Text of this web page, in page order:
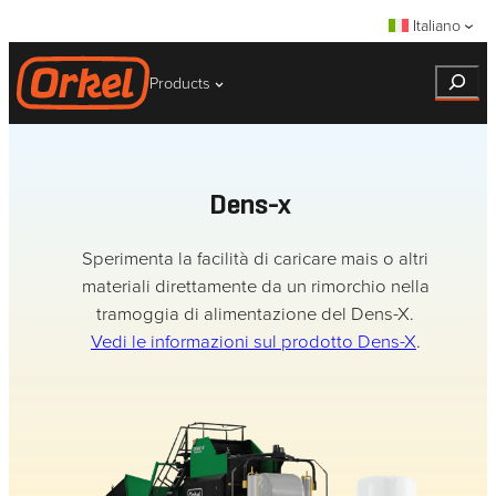
al
contenuto
Italiano
Products Search
Dens-x
Sperimenta la facilità di caricare mais o altri
materiali direttamente da un rimorchio nella
tramoggia di alimentazione del Dens-X.
Vedi le informazioni sul prodotto Dens-X.